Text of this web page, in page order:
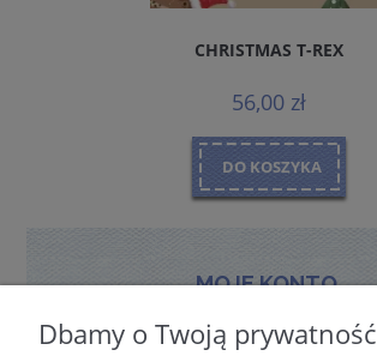
CHRISTMAS T-REX
56,00 zł
DO KOSZYKA
MOJE KONTO
Dbamy o Twoją prywatność